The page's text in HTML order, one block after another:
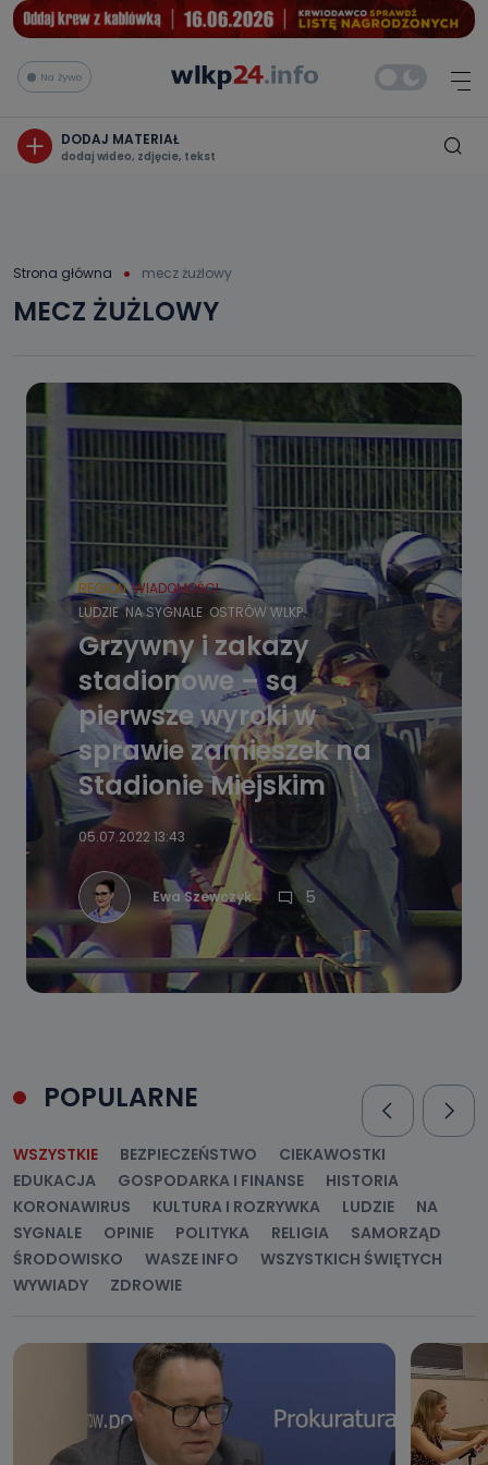
Na żywo
DODAJ MATERIAŁ
dodaj wideo, zdjęcie, tekst
Strona główna mecz żużlowy
MECZ ŻUŻLOWY
REGION WIADOMOŚCI
LUDZIE NA SYGNALE OSTRÓW WLKP.
Grzywny i zakazy
stadionowe – są
pierwsze wyroki w
sprawie zamieszek na
Stadionie Miejskim
05.07.2022 13:43
Ewa Szewczyk 5
POPULARNE
WSZYSTKIE BEZPIECZEŃSTWO
CIEKAWOSTKI
EDUKACJA
GOSPODARKA I FINANSE
HISTORIA
KORONAWIRUS
KULTURA I ROZRYWKA LUDZIE
NA
SYGNALE
OPINIE POLITYKA RELIGIA
SAMORZĄD
ŚRODOWISKO
WASZE INFO
WSZYSTKICH ŚWIĘTYCH
WYWIADY
ZDROWIE